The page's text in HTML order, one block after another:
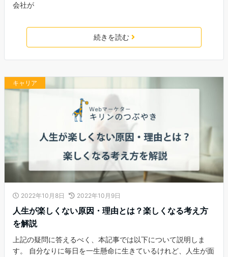
会社が
続きを読む
キャリア
2022年10月8日 2022年10月9日
人生が楽しくない原因・理由とは？楽しくなる考え方
を解説
上記の疑問に答えるべく、本記事では以下について説明しま
す。 自分なりに毎日を一生懸命に生きているけれど、人生が面